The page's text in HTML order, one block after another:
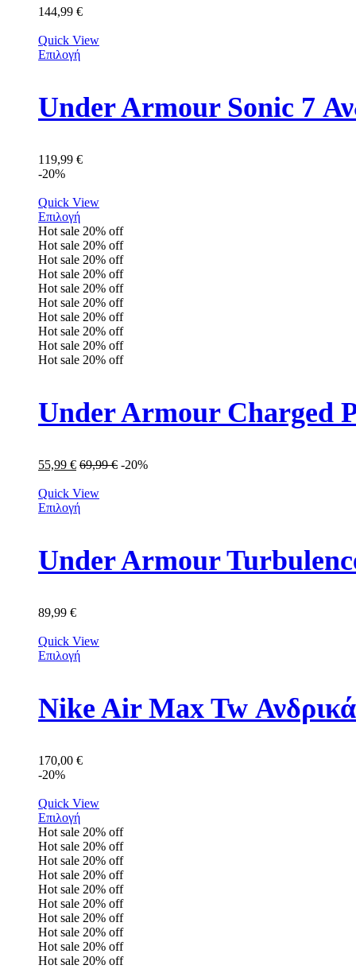
144,99 €
Quick View
Επιλογή
Under Armour Sonic 7
119,99 €
-20%
Quick View
Επιλογή
Hot sale 20% off
Hot sale 20% off
Hot sale 20% off
Hot sale 20% off
Hot sale 20% off
Hot sale 20% off
Hot sale 20% off
Hot sale 20% off
Hot sale 20% off
Hot sale 20% off
Under Armour Charged
55,99 € 69,99€ -20%
Quick View
Επιλογή
Under Armour
89,99 €
Quick View
Επιλογή
Nike Air Max Tw
170,00 €
-20%
Quick View
Επιλογή
Hot sale 20% off
Hot sale 20% off
Hot sale 20% off
Hot sale 20% off
Hot sale 20% off
Hot sale 20% off
Hot sale 20% off
Hot sale 20% off
Hot sale 20% off
Hot sale 20% off